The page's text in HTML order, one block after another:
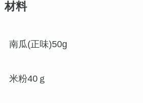
材料
南瓜(正味)50g
米粉40ｇ